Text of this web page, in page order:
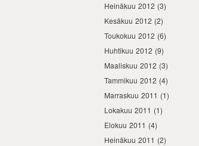
Heinäkuu 2012 (3)
Kesäkuu 2012 (2)
Toukokuu 2012 (6)
Huhtikuu 2012 (9)
Maaliskuu 2012 (3)
Tammikuu 2012 (4)
Marraskuu 2011 (1)
Lokakuu 2011 (1)
Elokuu 2011 (4)
Heinäkuu 2011 (2)